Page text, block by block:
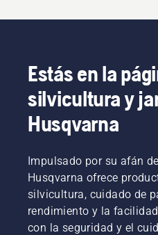
Estás en la
silvicultura y
Husqvarna
Impulsado por su afán
Husqvarna ofrece
silvicultura, cuidado de
rendimiento y la
con la seguridad y el